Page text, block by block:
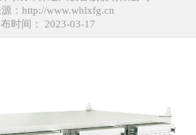
：http://www.whlxfg.cn
时间： 2023-03-17